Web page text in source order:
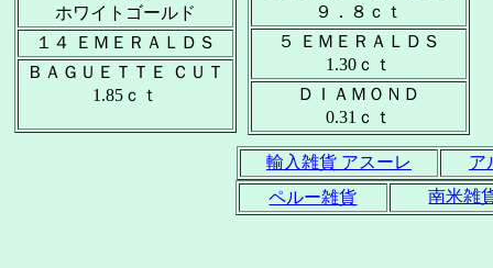
ホワイトゴールド
１４ ＥＭＥＲＡＬＤＳ
ＢＡＧＵＥＴＴＥ ＣＵＴ
1.85ｃｔ
９．８ｃｔ
５ ＥＭＥＲＡＬＤＳ
1.30ｃｔ
ＤＩＡＭＯＮＤ
0.31ｃｔ
輸入雑貨 アスーレ
ア
ペルー雑貨
南米雑